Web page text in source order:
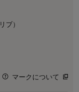
ブ）
マークについて